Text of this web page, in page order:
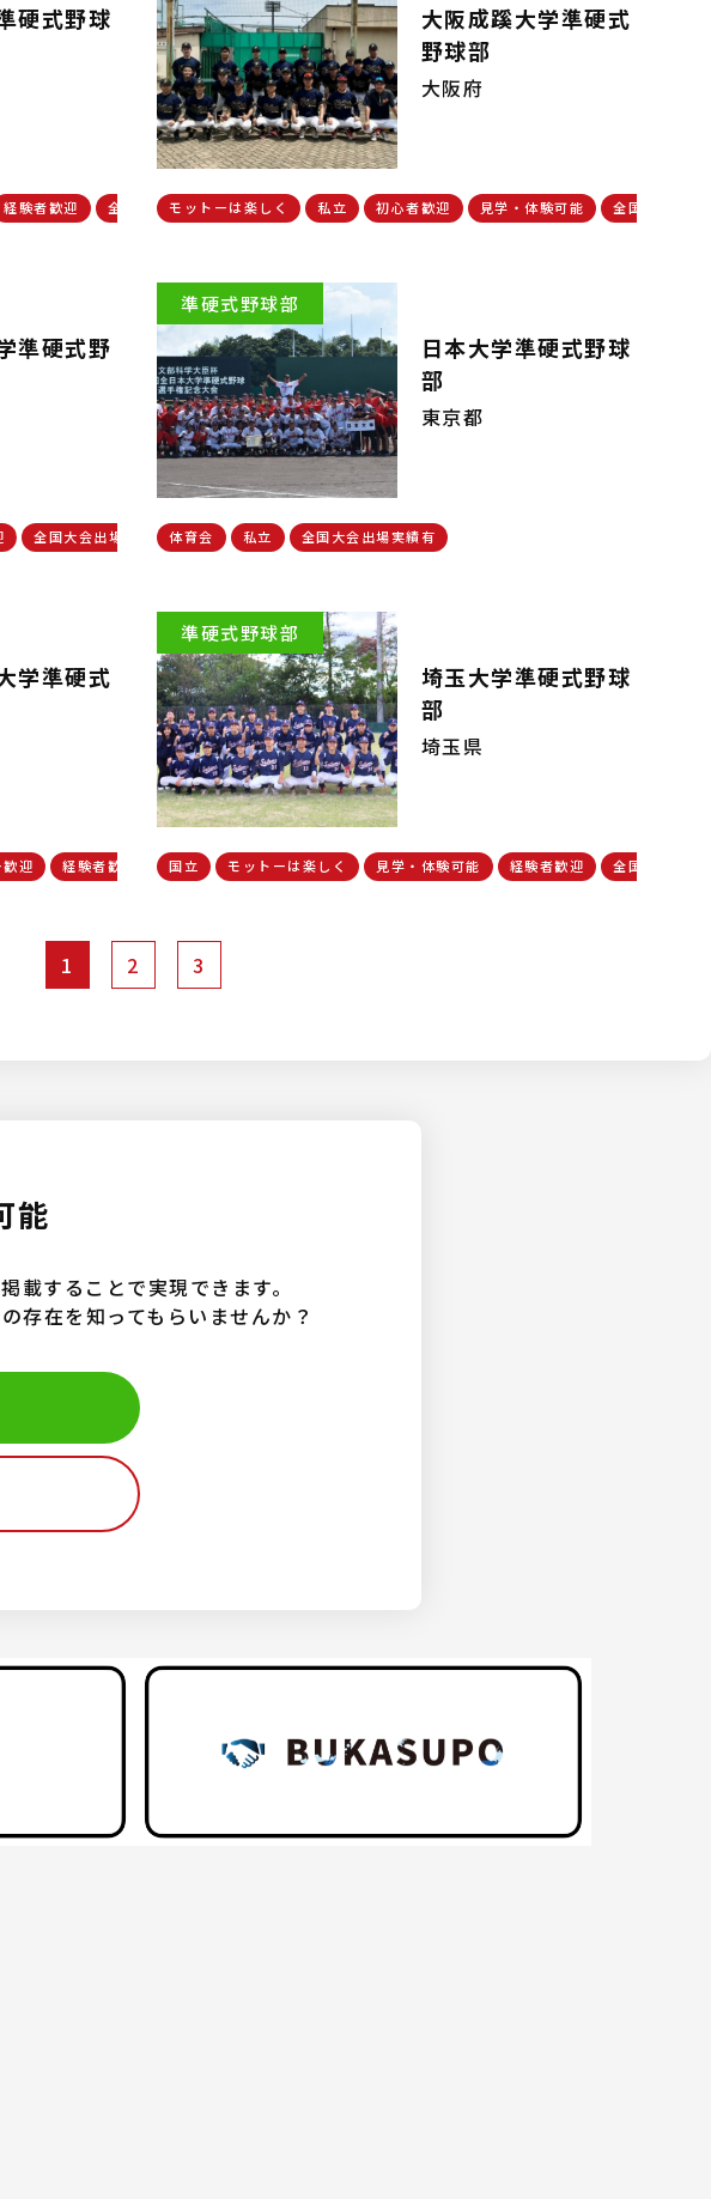
硬式野球
経験者歓迎 全国大会出場実績有
大阪成蹊大学準硬式
野球部
大阪府
モットーは楽しく 私立 初心者歓迎 見学・体験可能 全国大会出場
準硬式野
全国大会出場実績有
準硬式野球部
日本大学準硬式野球
部
東京都
体育会 私立 全国大会出場実績有
学準硬式
迎 経験者歓迎
準硬式野球部
埼玉大学準硬式野球
部
埼玉県
国立 モットーは楽しく 見学・体験可能 経験者歓迎 全国大会出場
1 2 3
能
載することで実現できます。
存在を知ってもらいませんか？